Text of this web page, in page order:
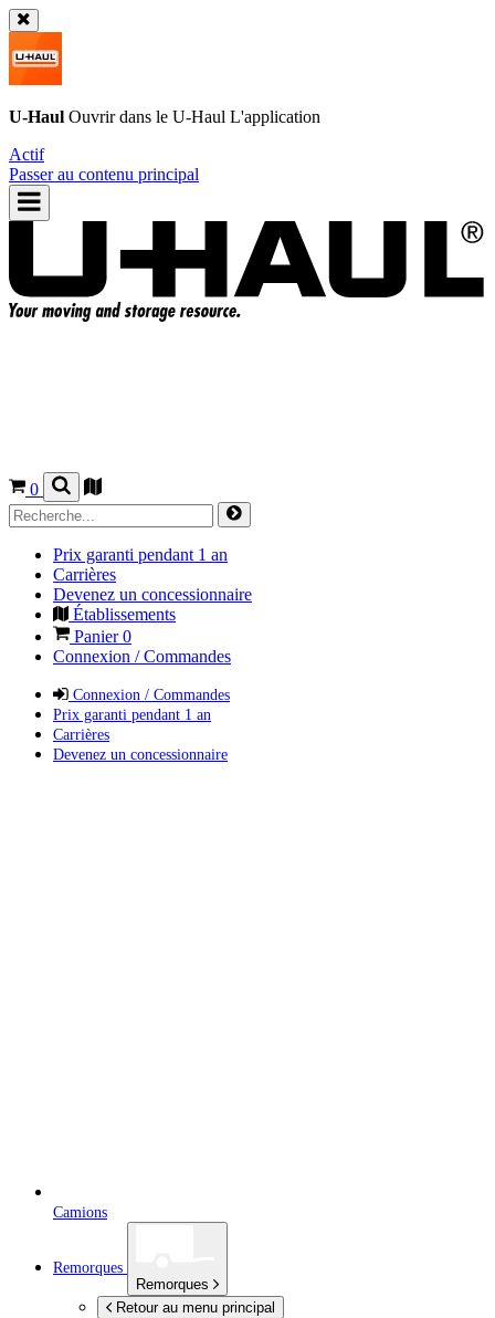
U-Haul Ouvrir dans le U-Haul L'application
Actif
Passer au contenu principal
0
Prix garanti pendant 1 an
Carrières
Devenez un concessionnaire
Établissements
Panier0
Connexion / Commandes
Connexion / Commandes
Prix garanti pendant 1 an
Carrières
Devenez un concessionnaire
Camions
Remorques
Remorques
Retour au menu principal